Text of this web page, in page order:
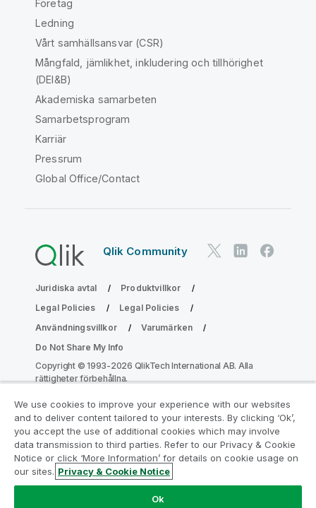
Företag
Ledning
Vårt samhällsansvar (CSR)
Mångfald, jämlikhet, inkludering och tillhörighet
(DEI&B)
Akademiska samarbeten
Samarbetsprogram
Karriär
Pressrum
Global Office/Contact
Qlik Community
Juridiska avtal
Produktvillkor
Legal Policies
Legal Policies
Användningsvillkor
Varumärken
Do Not Share My Info
Copyright © 1993-2026 QlikTech International AB. Alla
rättigheter förbehållna.
Gå med i programmet Analytics
Modernization
Modernisera utan att kompromissa med dina värdefulla
QlikView-appar med programmet för
We use cookies to improve your experience with our websites
and to deliver content tailored to your interests. By clicking ‘Ok’,
you accept the use of additional cookies which may involve
data transmission to third parties. Refer to our Privacy & Cookie
Notice or click ‘More Information’ for details on cookie usage on
our sites. Privacy & Cookie Notice
Ok